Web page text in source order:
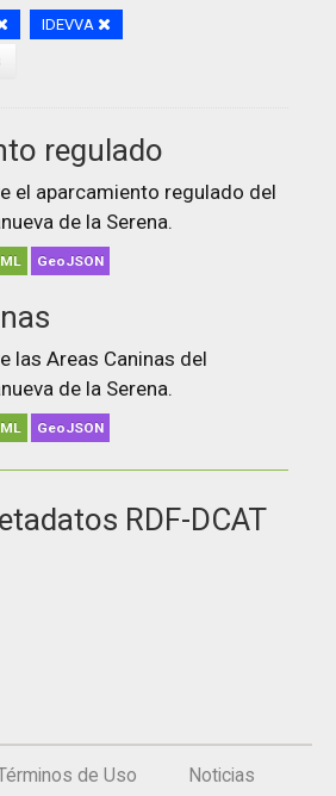
IDEVVA
regulado
el aparcamiento regulado del
de la Serena.
GeoJSON
las Areas Caninas del
de la Serena.
GeoJSON
RDF-DCAT
de Uso Noticias